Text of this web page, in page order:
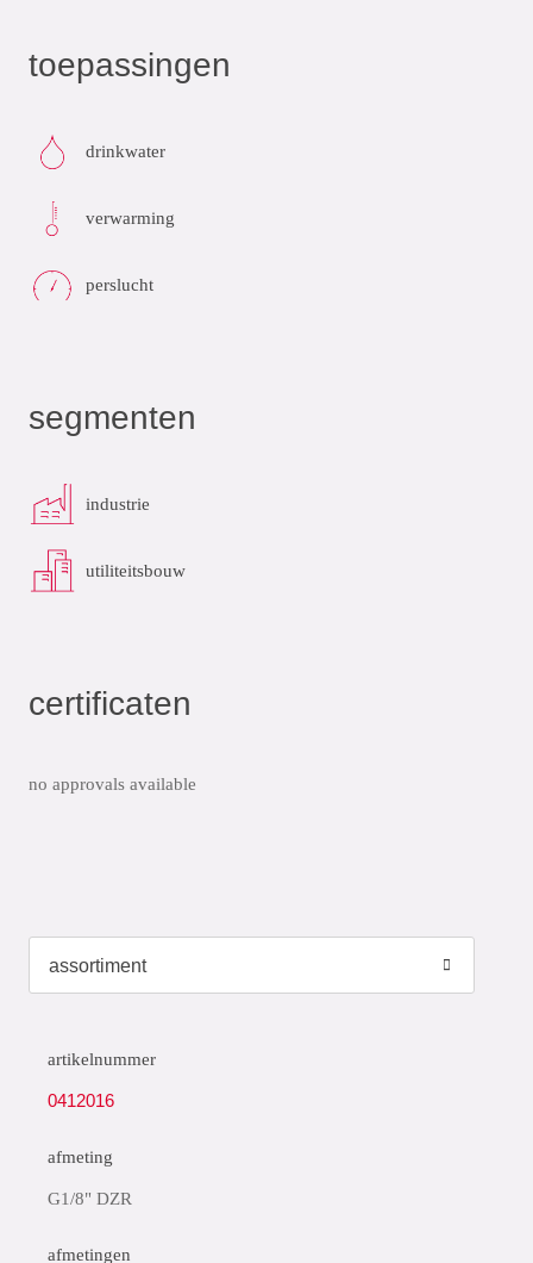
toepassingen
drinkwater
verwarming
perslucht
segmenten
industrie
utiliteitsbouw
certificaten
no approvals available
artikelnummer
0412016
afmeting
G1/8" DZR
afmetingen